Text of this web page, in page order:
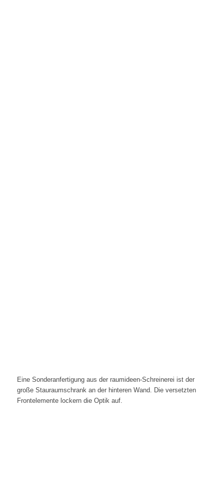
Eine Sonderanfertigung aus der raumideen-Schreinerei ist der
große Stauraumschrank an der hinteren Wand. Die versetzten
Frontelemente lockern die Optik auf.